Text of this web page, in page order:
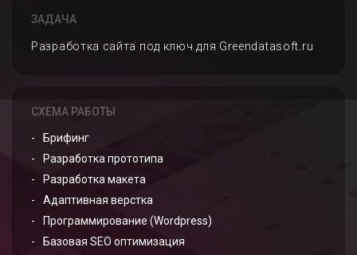
ЗАДАЧА
Разработка сайта под ключ для Greendatasoft.ru
СХЕМА РАБОТЫ
Брифинг
Разработка прототипа
Разработка макета
Адаптивная верстка
Программирование (Wordpress)
Базовая SEO оптимизация